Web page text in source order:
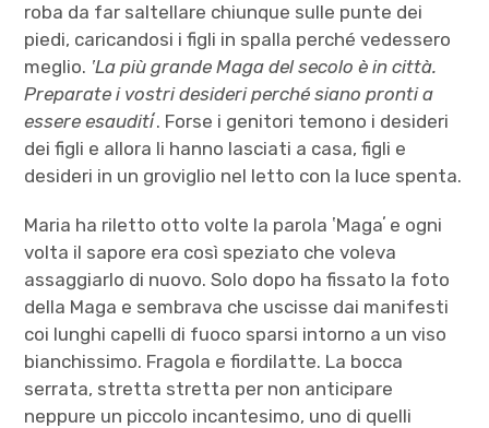
roba da far saltellare chiunque sulle punte dei
piedi, caricandosi i figli in spalla perché vedessero
meglio. ʽLa più grande Maga del secolo è in città.
Preparate i vostri desideri perché siano pronti a
essere esauditiʼ. Forse i genitori temono i desideri
dei figli e allora li hanno lasciati a casa, figli e
desideri in un groviglio nel letto con la luce spenta.
Maria ha riletto otto volte la parola ʽMagaʼ e ogni
volta il sapore era così speziato che voleva
assaggiarlo di nuovo. Solo dopo ha fissato la foto
della Maga e sembrava che uscisse dai manifesti
coi lunghi capelli di fuoco sparsi intorno a un viso
bianchissimo. Fragola e fiordilatte. La bocca
serrata, stretta stretta per non anticipare
neppure un piccolo incantesimo, uno di quelli